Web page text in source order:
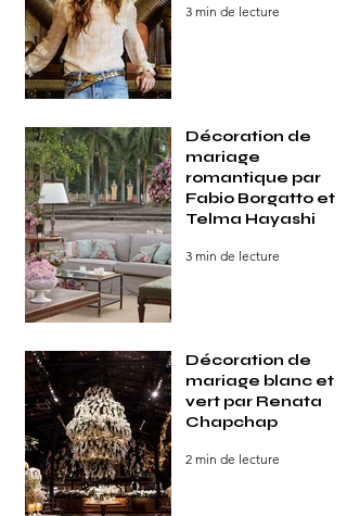
3 min de lecture
Décoration de
mariage
romantique par
Fabio Borgatto et
Telma Hayashi
3 min de lecture
Décoration de
mariage blanc et
vert par Renata
Chapchap
2 min de lecture